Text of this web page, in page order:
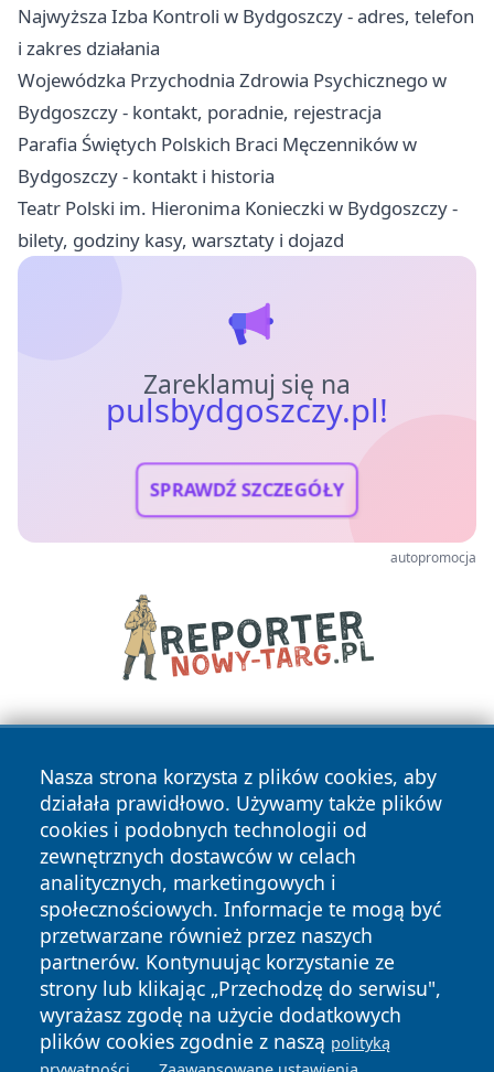
Najwyższa Izba Kontroli w Bydgoszczy - adres, telefon
i zakres działania
Wojewódzka Przychodnia Zdrowia Psychicznego w
Bydgoszczy - kontakt, poradnie, rejestracja
Parafia Świętych Polskich Braci Męczenników w
Bydgoszczy - kontakt i historia
Teatr Polski im. Hieronima Konieczki w Bydgoszczy -
bilety, godziny kasy, warsztaty i dojazd
Zareklamuj się na
pulsbydgoszczy.pl!
SPRAWDŹ SZCZEGÓŁY
autopromocja
Nasza strona korzysta z plików cookies, aby
działała prawidłowo. Używamy także plików
cookies i podobnych technologii od
zewnętrznych dostawców w celach
analitycznych, marketingowych i
społecznościowych. Informacje te mogą być
przetwarzane również przez naszych
partnerów. Kontynuując korzystanie ze
strony lub klikając „Przechodzę do serwisu",
wyrażasz zgodę na użycie dodatkowych
plików cookies zgodnie z naszą polityką
Copyright © 2026 pulsbydgoszczy.pl Wszystkie prawa
zastrzeżone.
News Autorzy
Polityka
Prywatności
Polityka
Cookies